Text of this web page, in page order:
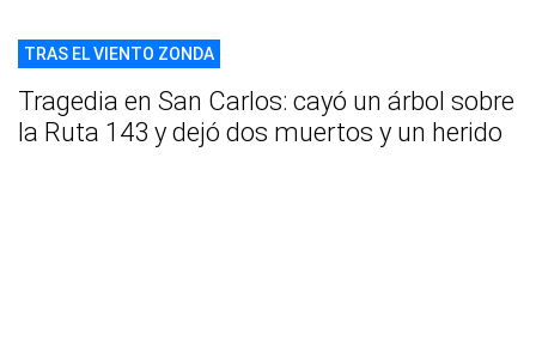
TRAS EL VIENTO ZONDA
Tragedia en San Carlos: cayó un árbol sobre
la Ruta 143 y dejó dos muertos y un herido